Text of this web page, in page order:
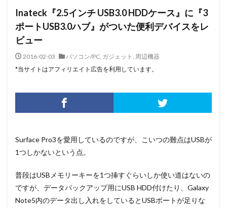
Inateck『2.5インチ USB3.0 HDDケース』に『3
ポートUSB3.0ハブ』がついた便利デバイスをレ
ビュー
2016-02-03 パソコン/PC, ガジェット , 周辺機器
*当サイトはアフィリエイト広告を利用しています。
Surface Pro3を愛用しているのですが、こいつの難点はUSBが
1つしかないという点。
普段はUSBメモリーキーを1つ挿すぐらいしか使い道はないの
ですが、データバックアップ用にUSB HDD付けたり、Galaxy
Note5内のデータ出し入れをしているとUSBポートが足りな